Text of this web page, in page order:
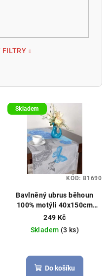
FILTRY
Skladem
Bavlněný ubrus běhoun
100% motýli 40x150cm
modrý
249 Kč
Skladem (3 ks)
Do košíku
KÓD: 81690